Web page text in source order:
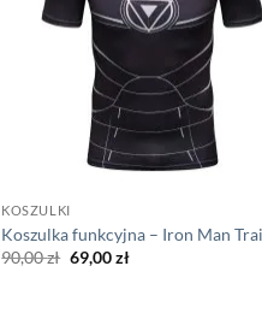
KOSZULKI
Koszulka funkcyjna – Iron Man
90,00zł Pierwotna
cena
69,00złAktualna